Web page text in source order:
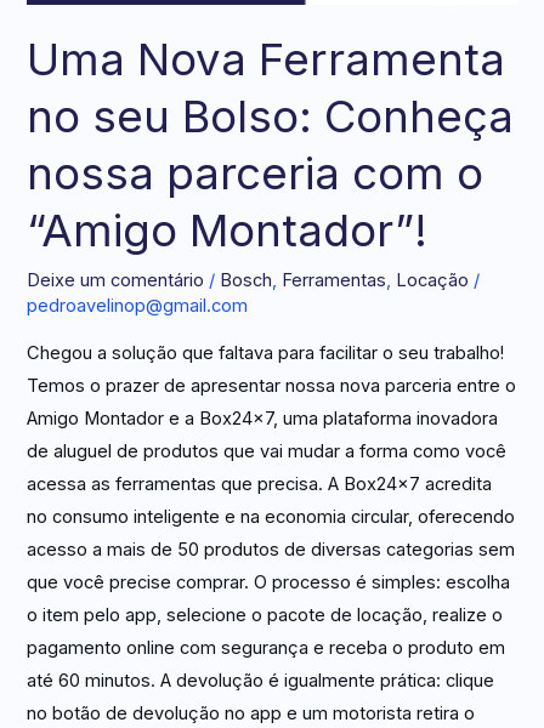
Uma Nova Ferramenta
no seu Bolso: Conheça
nossa parceria com o
“Amigo Montador”!
Deixe um comentário / Bosch, Ferramentas, Locação /
pedroavelinop@gmail.com
Chegou a solução que faltava para facilitar o seu trabalho!
Temos o prazer de apresentar nossa nova parceria entre o
Amigo Montador e a Box24x7, uma plataforma inovadora
de aluguel de produtos que vai mudar a forma como você
acessa as ferramentas que precisa. A Box24x7 acredita
no consumo inteligente e na economia circular, oferecendo
acesso a mais de 50 produtos de diversas categorias sem
que você precise comprar. O processo é simples: escolha
o item pelo app, selecione o pacote de locação, realize o
pagamento online com segurança e receba o produto em
até 60 minutos. A devolução é igualmente prática: clique
no botão de devolução no app e um motorista retira o